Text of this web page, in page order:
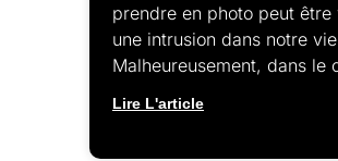
prendre en photo peut être
une intrusion dans notre
Malheureusement, dans le
Lire L'article